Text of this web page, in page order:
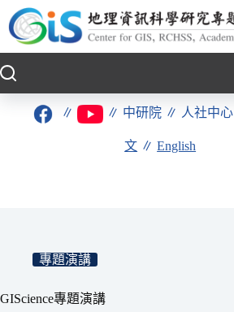
至
要
∥ ∥ 中研院 ∥ 人社中心
文 ∥English
專題演講
GIScience專題演講